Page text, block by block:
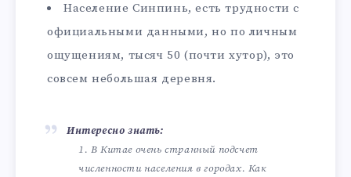
Население Синпинь, есть трудности с
официальными данными, но по личным
ощущениям, тысяч 50 (почти хутор), это
совсем небольшая деревня.
Интересно знать:
В Китае очень странный подсчет
численности населения в городах. Как